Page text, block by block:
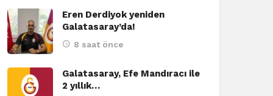
Eren Derdiyok yeniden
Galatasaray’da!
8 saat önce
Galatasaray, Efe Mandıracı ile
2 yıllık…